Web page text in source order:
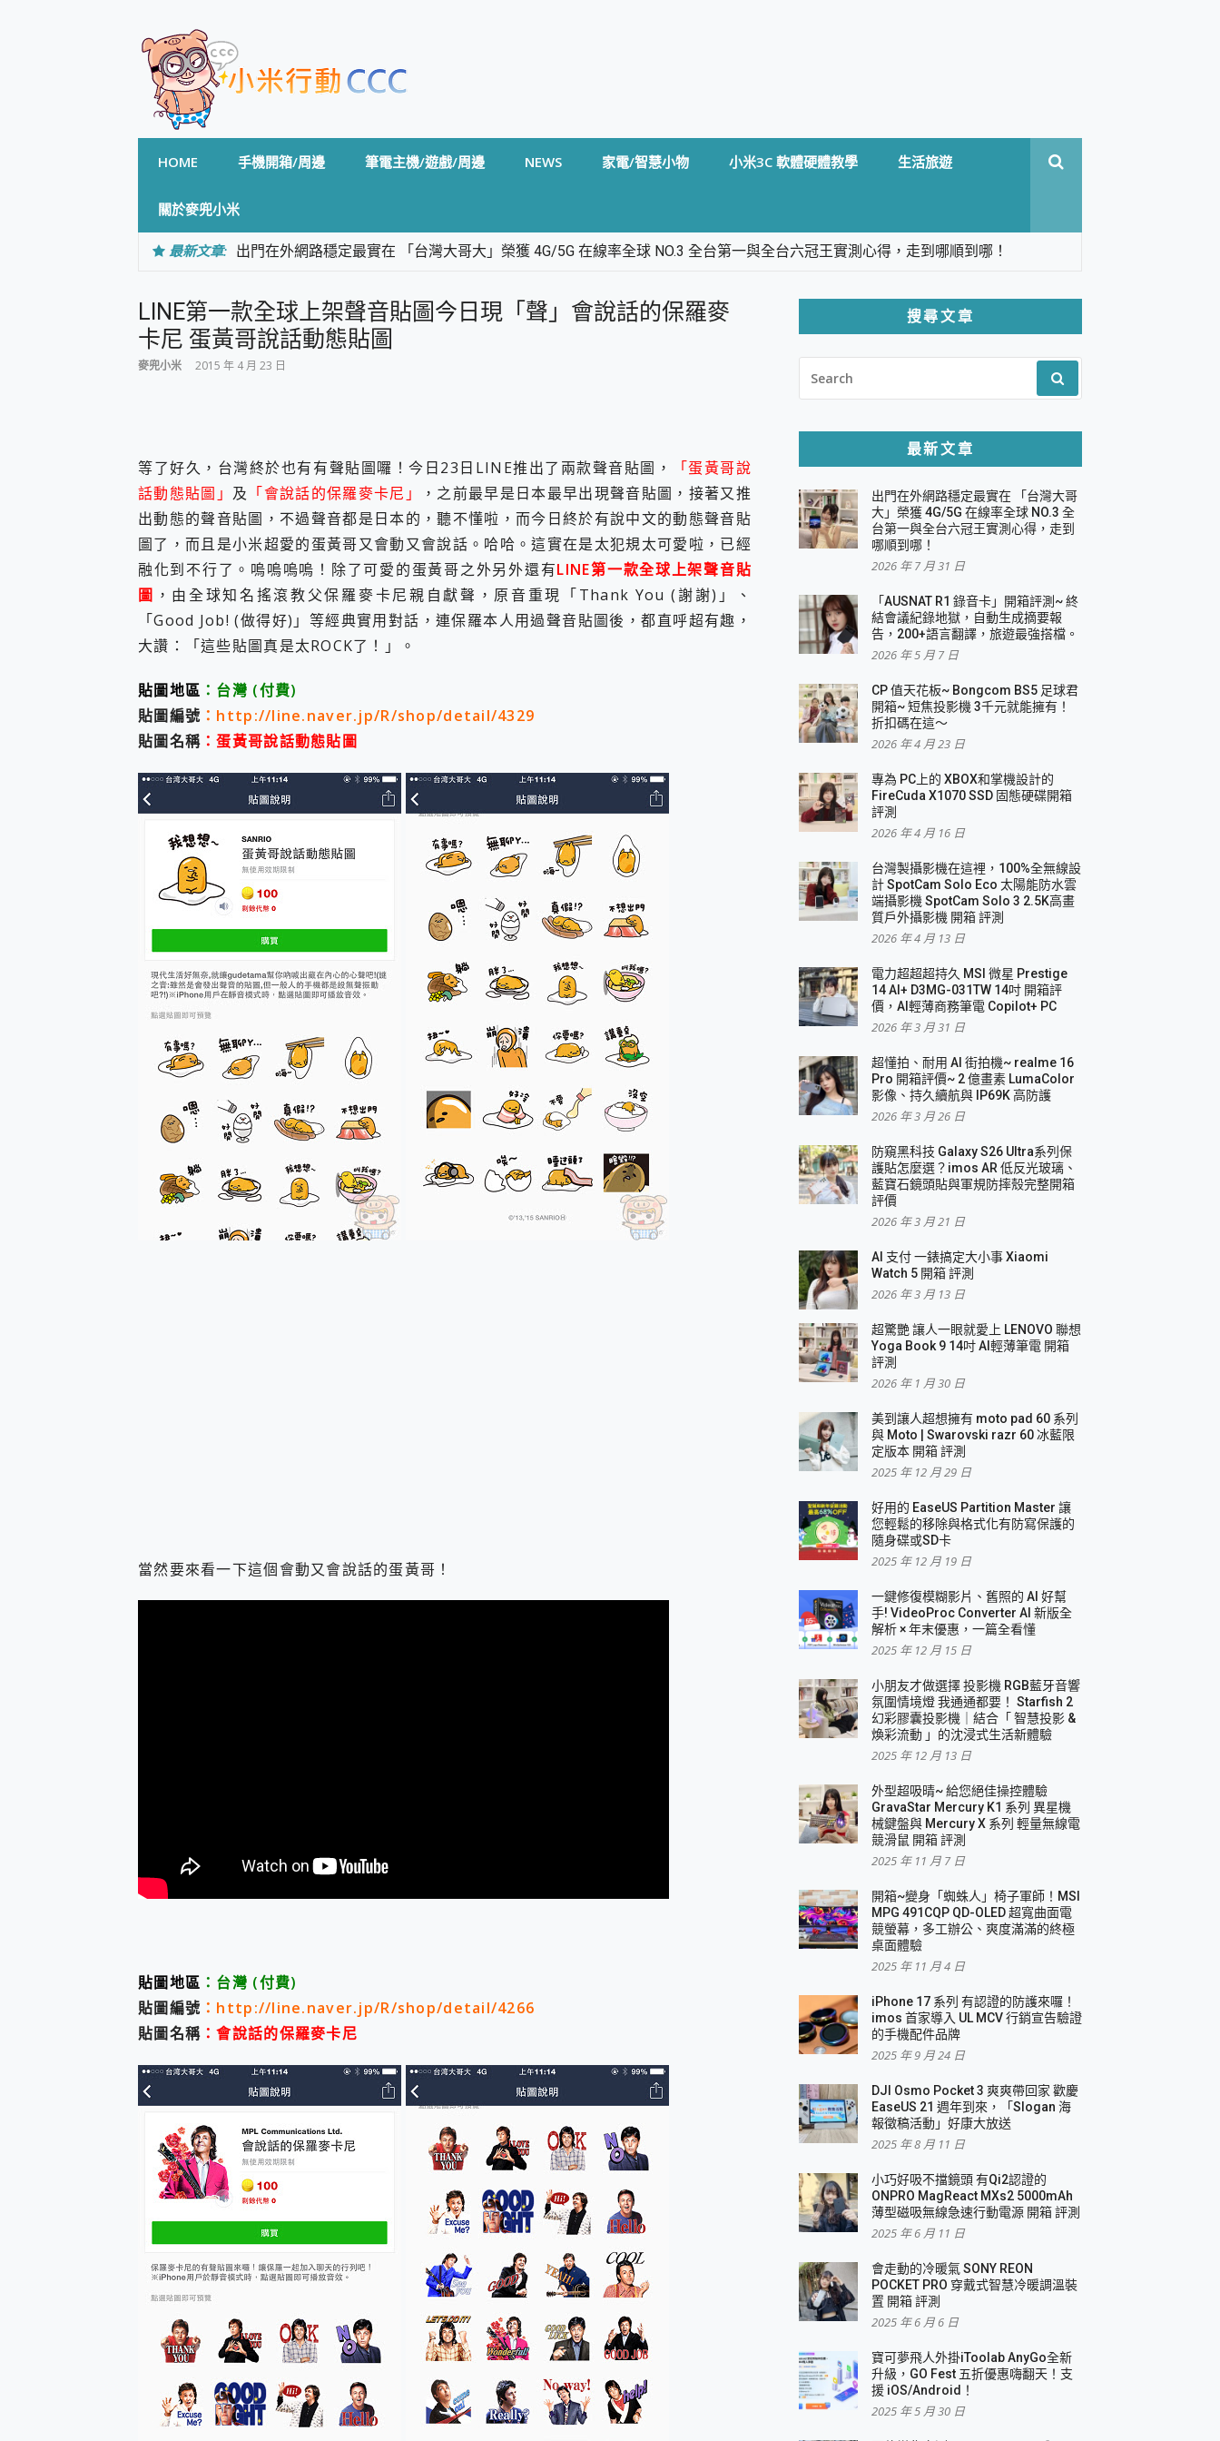
HOME 手機開箱/周邊 筆電主機/遊戲/周邊 NEWS 家電/智慧小物 小米3C 軟體硬體教學 生活旅遊
關於麥兜小米
最新文章: 出門在外網路穩定最實在 「台灣大哥大」榮獲 4G/5G 在線率全球 NO.3 全台第一與全台六冠王實測心得，走到哪順到哪！
專為 PC上的 XBOX和掌機設計的 FireCuda X1070 SSD 固態硬碟開箱 評測
台灣製攝影機在這裡，100%全無線設計 SpotCam Solo Eco 太陽能防水雲端攝影機 SpotCam Solo 3 2.5K高畫質戶外攝影機 開箱 評
測
電力超超超持久 MSI 微星 Prestige 14 AI+ D3MG-031TW 14吋 開箱評價，AI輕薄商務筆電 Copilot+ PC
美到讓人超想擁有 moto pad 60 系列 與 Moto | Swarovski razr 60 冰藍限定版本 開箱 評測
好用的 EaseUS Partition Master 讓您輕鬆的移除與格式化有防寫保護的隨身碟或SD卡
一鍵修復模糊影片、舊照的 AI 好幫手! VideoProc Converter AI 新版全解析 × 年末優惠，一篇全看懂
小朋友才做選擇 投影機 RGB藍牙音響 氛圍情境燈 我通通都要！ Starfish 2 幻彩膠囊投影機｜結合「 智慧投影 & 煥彩流動 」的沈浸
式生活新體驗
外型超吸晴~ 給您絕佳操控體驗 GravaStar Mercury K1 系列 異星機械鍵盤與 Mercury X 系列 輕量無線電競滑鼠 開箱 評測
開箱~變身「蜘蛛人」椅子軍師！MSI MPG 491CQP QD-OLED 超寬曲面電競螢幕，多工辦公、爽度滿滿的終極桌面體驗
iPhone 17 系列 有認證的防護來囉！ imos 首家導入 UL MCV 行銷宣告驗證的手機配件品牌
DJI Osmo Pocket 3 爽爽帶回家 歡慶 EaseUS 21 週年到來，「Slogan 海報徵稿活動」好康大放送
小巧好吸不擋鏡頭 有Qi2認證的 ONPRO MagReact MXs2 5000mAh薄型磁吸無線急速行動電源 開箱 評測
寶可夢飛人外掛iToolab AnyGo全新升級，GO Fest 五折優惠嗨翻天！支援 iOS/Android！
百倍變焦實測~ vivo X200 Pro 與 S25 Ultra 誰能滿足全場景拍攝需求？
超好用的 PLAUD NotePin AI 智慧錄音膠囊~ 您的AI 秘書已上線 每月免費送你 300分鐘轉寫
COMPUTEX 2025 來囉！AGI亞奇雷 AI・Gaming・創作儲存方案登場，趕快來AGI亞奇雷挑戰任務抽 PS5！
自帶線的 有線無線都能充 ONPRO MagReact M5 10000mAh 5合1 磁吸無線急速行動電源 開箱 評測
飛利浦 JS7310 ⚡【電急便｜行動儲能救車電源】 可靠的旅行夥伴！帶給您優異的安全性與強大供電效能
是螢幕也是電視! 一機超多用途「MSI微星 Modern MD272UPSW 27型」 4K IPS 輕薄商用智慧聯網螢幕 開箱 評測
realme 14 Pro 超硬軍規、冰感變色實測，realme 14 5G 遊戲戰鬥值爆表，效能x娛樂全都要！
iPhone、Apple Watch、AirPods耳機 三個設備充電一起搞定 ONPRO MagReact™ M3 3 in 1可攜摺疊無線充電器 開箱 評測
動靜皆宜「HUAWEI FreeArc」開放式耳掛耳機，無感配戴! 超穩超服貼，音質、通話也很優質
好玩好拍 vivo V50 ~ 口袋裡的 Zeiss 潮流攝影棚!
25種洗烘模式一機搞定! Roborock 衣莉莎白 H1 Neo分子篩洗脫烘 AI 滾筒洗衣機
給 MSI Claw 系列電競掌機 最完美的家 MSI Nest Docking Station 掌機專屬擴充底座 開箱 評測
B&O 精品級音響! Home+ 中嘉寬頻 SoundBox 劇院串流盒 開箱 評測
2億 APO蔡司長焦神機降臨~ vivo X200 Pro、vivo X200 就是這麼好拍
EaseUS Vocal Remover 免費線上去聲器一鍵去除人聲 人聲 音樂分離 2024 消除人聲推薦
3 個超值 MHN 飛人工具分享~~ iToolab AnyGo 魔物獵人 Now飛人 ios教學 不出門也可以到處走
Locawhere AnyTo 寶可夢飛人 AnyTo 不出門也可以飛遍全世界
小體積 40000mAh 超大容量 一次充5個設備 充好充滿 CUKTECH 酷態科 300W 微型充電站 開箱 評測
97.3% 恢復率，資料救援就是這麼簡單 EaseUS Data Recovery Wizard Free 18.0.0 業界最好的資料救援軟體
磁碟系統大風吹 有了 磁碟管理程式 EaseUS Partition Master 就是這麼簡單
全新 SONY Xperia 1 VI 開箱! 相機實測! 長焦覆蓋更遠更清晰、2日長續航、頂尖影音娛樂效能~
Xiaomi 14 Ultra 開箱 評測~ 有深度的 Leica 影像旗艦手機! 加碼小旗艦 Xiaomi 14 開箱 評測
vivo TWS 3e 真無線藍牙耳機智慧降噪升級、音質明亮溫潤，並支援雙設備連接~
MSI Claw 掌機專屬配件包 來囉 完美保護 MSI Claw A1M-026TW 電競掌機
人像旗艦 vivo V30 系列 開箱 評測! 首搭蔡司光學鏡頭、攝影棚級柔光環、拍攝功能最好玩的美拍神機 vivo V30 Pro
多個願望一次滿足 超強散熱 微星 MSI Claw A1M-026TW 電競掌機 開箱 評測
一吸完美對位 擁有超強吸力與超好用的隱磁支架 O-ONE MAG 最會吸的行動電源 開箱 評測
OPPO 哈蘇 300mm 專業增距鏡實測：Find X9 Ultra 光學長焦隨手拍，紀錄生活就是這麼簡單
LINE第一款全球上架聲音貼圖今日現「聲」會說話的保羅麥
卡尼 蛋黃哥說話動態貼圖
麥兜小米 2015 年 4 月 23 日
等了好久，台灣終於也有有聲貼圖囉！今日23日LINE推出了兩款聲音貼圖，
「蛋黃哥說
話動態貼圖」 及 「會說話的保羅麥卡尼」
，之前最早是日本最早出現聲音貼圖，接著又推
出動態的聲音貼圖，不過聲音都是日本的，聽不懂啦，而今日終於有說中文的動態聲音貼
圖了，而且是小米超愛的蛋黃哥又會動又會說話。哈哈。這實在是太犯規太可愛啦，已經
融化到不行了。嗚嗚嗚嗚！除了可愛的蛋黃哥之外另外還有LINE第一款全球上架聲音貼
圖 ，由全球知名搖滾教父保羅麥卡尼親自獻聲，原音重現「Thank You (謝謝)」、
「Good Job! (做得好)」等經典實用對話，連保羅本人用過聲音貼圖後，都直呼超有趣，
大讚：「這些貼圖真是太ROCK了！」。
貼圖地區 ：台灣 (付費)
貼圖編號 ： http://line.naver.jp/R/shop/detail/4329
貼圖名稱 ：蛋黃哥說話動態貼圖
當然要來看一下這個會動又會說話的蛋黃哥！
貼圖地區 ：台灣 (付費)
貼圖編號 ： http://line.naver.jp/R/shop/detail/4266
貼圖名稱 ：會說話的保羅麥卡尼
搜尋文章
FOR:
最新文章
出門在外網路穩定最實在 「台灣大哥
大」榮獲 4G/5G 在線率全球 NO.3 全
台第一與全台六冠王實測心得，走到
哪順到哪！
2026 年 7 月 31 日
「AUSNAT R1 錄音卡」開箱評測~ 終
結會議紀錄地獄，自動生成摘要報
告，200+語言翻譯，旅遊最強搭檔。
2026 年 5 月 7 日
CP 值天花板~ Bongcom BS5 足球君
開箱~ 短焦投影機 3千元就能擁有！
折扣碼在這～
2026 年 4 月 23 日
專為 PC上的 XBOX和掌機設計的
FireCuda X1070 SSD 固態硬碟開箱
評測
2026 年 4 月 16 日
台灣製攝影機在這裡，100%全無線設
計 SpotCam Solo Eco 太陽能防水雲
端攝影機 SpotCam Solo 3 2.5K高畫
質戶外攝影機 開箱 評測
2026 年 4 月 13 日
電力超超超持久 MSI 微星 Prestige
14 AI+ D3MG-031TW 14吋 開箱評
價，AI輕薄商務筆電 Copilot+ PC
2026 年 3 月 31 日
超懂拍、耐用 AI 街拍機~ realme 16
Pro 開箱評價~ 2 億畫素 LumaColor
影像、持久續航與 IP69K 高防護
2026 年 3 月 26 日
防窺黑科技 Galaxy S26 Ultra系列保
護貼怎麼選？imos AR 低反光玻璃、
藍寶石鏡頭貼與軍規防摔殼完整開箱
評價
2026 年 3 月 21 日
AI 支付 一錶搞定大小事 Xiaomi
Watch 5 開箱 評測
2026 年 3 月 13 日
超驚艷 讓人一眼就愛上 LENOVO 聯想
Yoga Book 9 14吋 AI輕薄筆電 開箱
評測
2026 年 1 月 30 日
美到讓人超想擁有 moto pad 60 系列
與 Moto | Swarovski razr 60 冰藍限
定版本 開箱 評測
2025 年 12 月 29 日
好用的 EaseUS Partition Master 讓
您輕鬆的移除與格式化有防寫保護的
隨身碟或SD卡
2025 年 12 月 19 日
一鍵修復模糊影片、舊照的 AI 好幫
手! VideoProc Converter AI 新版全
解析 × 年末優惠，一篇全看懂
2025 年 12 月 15 日
小朋友才做選擇 投影機 RGB藍牙音響
氛圍情境燈 我通通都要！ Starfish 2
幻彩膠囊投影機｜結合「 智慧投影 &
煥彩流動 」的沈浸式生活新體驗
2025 年 12 月 13 日
外型超吸晴~ 給您絕佳操控體驗
GravaStar Mercury K1 系列 異星機
械鍵盤與 Mercury X 系列 輕量無線電
競滑鼠 開箱 評測
2025 年 11 月 7 日
開箱~變身「蜘蛛人」椅子軍師！MSI
MPG 491CQP QD-OLED 超寬曲面電
競螢幕，多工辦公、爽度滿滿的終極
桌面體驗
2025 年 11 月 4 日
iPhone 17 系列 有認證的防護來囉！
imos 首家導入 UL MCV 行銷宣告驗證
的手機配件品牌
2025 年 9 月 24 日
DJI Osmo Pocket 3 爽爽帶回家 歡慶
EaseUS 21 週年到來，「Slogan 海
報徵稿活動」好康大放送
2025 年 8 月 11 日
小巧好吸不擋鏡頭 有Qi2認證的
ONPRO MagReact MXs2 5000mAh
薄型磁吸無線急速行動電源 開箱 評測
2025 年 6 月 11 日
會走動的冷暖氣 SONY REON
POCKET PRO 穿戴式智慧冷暖調溫裝
置 開箱 評測
2025 年 6 月 6 日
寶可夢飛人外掛iToolab AnyGo全新
升級，GO Fest 五折優惠嗨翻天！支
援 iOS/Android！
2025 年 5 月 30 日